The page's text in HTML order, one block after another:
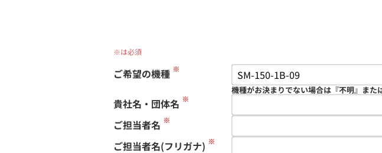
※は必須
ご希望の機種 ※
機種がお決まりでない場合は『不明』ま
貴社名・団体名 ※
ご担当者名 ※
ご担当者名(フリガナ) ※